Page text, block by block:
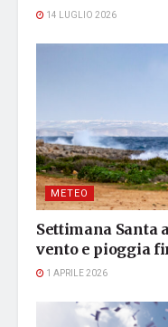
14 LUGLIO 2026
METEO
Settimana Santa
vento e pioggia
1 APRILE 2026